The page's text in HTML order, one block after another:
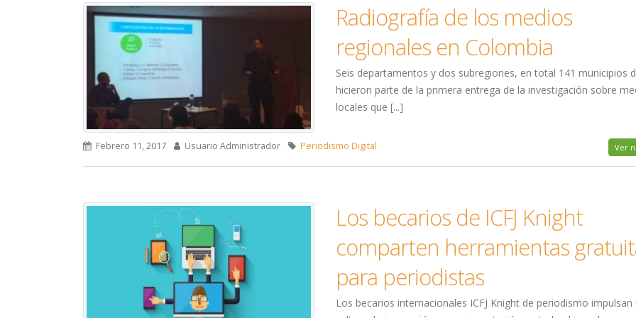
Radiografía de los medios
regionales en Colombia
Seis departamentos y dos subregiones, en total 141 municipios
hicieron parte de la primera entrega de la investigación sobre
locales que [...]
Febrero 11, 2017 Usuario Administrador Periodismo Digital Ver
Los becarios de ICFJ Knight
comparten herramientas
para periodistas
Los becarios internacionales ICFJ Knight de periodismo impulsan